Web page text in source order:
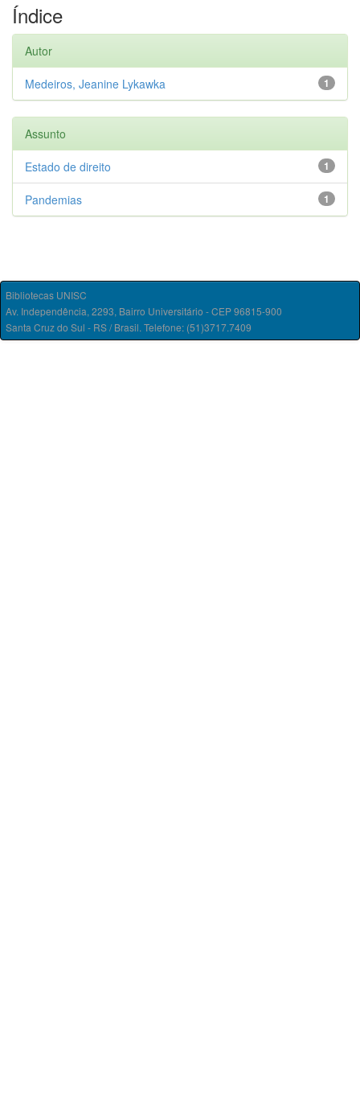
Índice
Autor
1
Medeiros, Jeanine Lykawka
Assunto
1
Estado de direito
1
Pandemias
Bibliotecas UNISC
Av. Independência, 2293, Bairro Universitário - CEP 96815-900
Santa Cruz do Sul - RS / Brasil. Telefone: (51)3717.7409